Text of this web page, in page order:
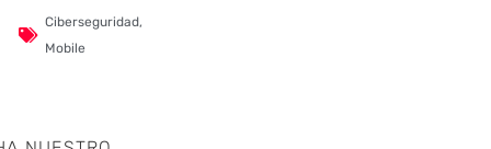
Ciberseguridad,
Mobile